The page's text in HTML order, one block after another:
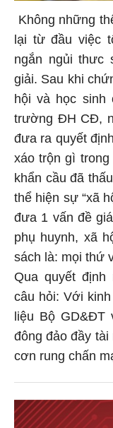
Không những
lại từ đầu việc
ngắn ngủi thưc
giải. Sau khi
hội và học sinh
trường ĐH CĐ,
đưa ra quyết
xáo trộn gì trong
khẩn cầu đã
thể hiện sự “xã
đưa 1 vấn đề
phụ huynh, xã
sách là: mọi thứ
Qua quyết định
câu hỏi: Với
liệu Bộ GD&ĐT
đông đảo đầy
cơn rung chấn